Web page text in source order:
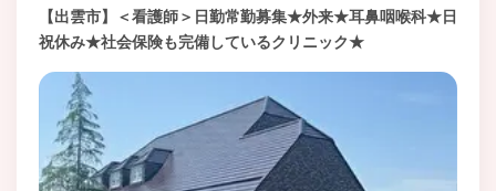
【出雲市】＜看護師＞日勤常勤募集★外来★耳鼻咽喉科★日
祝休み★社会保険も完備しているクリニック★